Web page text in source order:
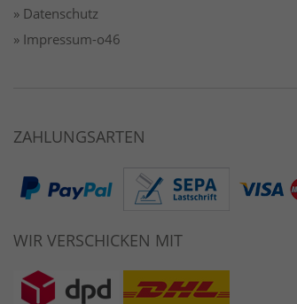
» Datenschutz
» Impressum-o46
ZAHLUNGSARTEN
WIR VERSCHICKEN MIT